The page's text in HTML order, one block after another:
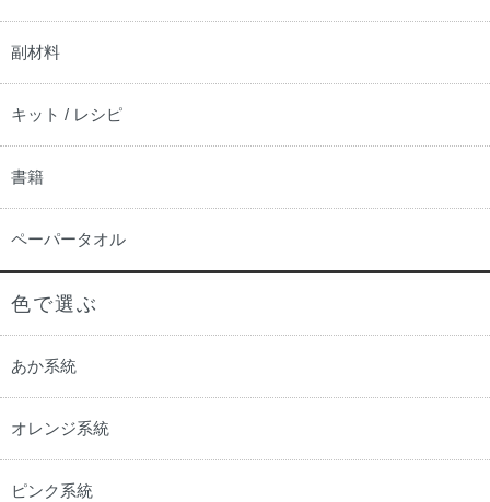
副材料
キット / レシピ
書籍
ペーパータオル
色で選ぶ
あか系統
オレンジ系統
ピンク系統